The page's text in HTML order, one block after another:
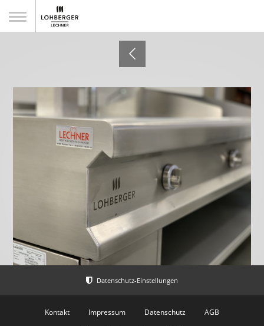
Gasthaus Zur Post, Wolnzach
Kontakt Impressum Datenschutz
AGB